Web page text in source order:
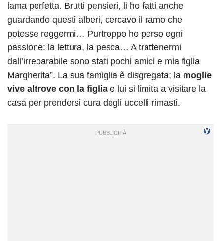
lama perfetta. Brutti pensieri, li ho fatti anche
guardando questi alberi, cercavo il ramo che
potesse reggermi… Purtroppo ho perso ogni
passione: la lettura, la pesca… A trattenermi
dall’irreparabile sono stati pochi amici e mia figlia
Margherita”. La sua famiglia è disgregata; la moglie
vive altrove con la figlia e lui si limita a visitare la
casa per prendersi cura degli uccelli rimasti.